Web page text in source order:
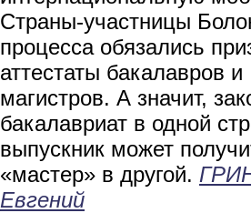
Страны-участницы
процесса обязались
аттестаты бакалавров и
магистров. А значит,
бакалавриат в одной
выпускник может
«мастер» в другой.
Евгений